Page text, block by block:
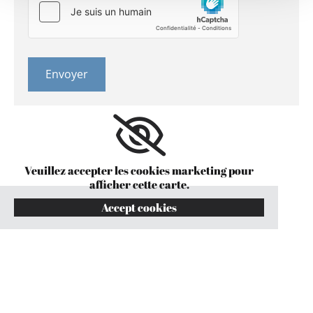
Veuillez accepter les cookies marketing pour
afficher cette carte.
Accept cookies